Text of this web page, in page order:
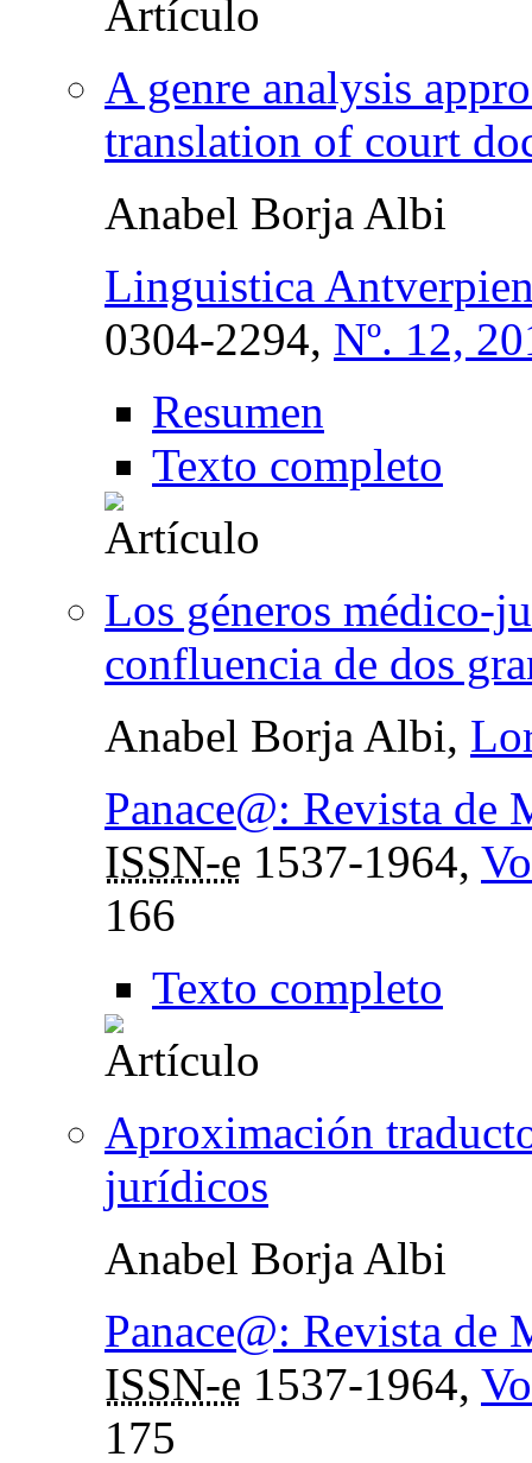
A genre analysis
translation of court
Anabel Borja Albi
Linguistica
0304-2294, Nº. 12,
Resumen
Texto completo
Los géneros médico-
confluencia de dos
Anabel Borja Albi,
Panace@: Revista de
ISSN-e 1537-1964,
166
Texto completo
Aproximación
jurídicos
Anabel Borja Albi
Panace@: Revista de
ISSN-e 1537-1964,
175